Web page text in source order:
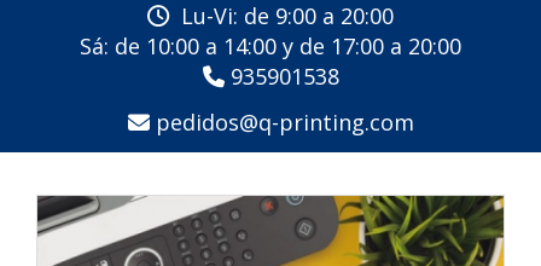
Lu-Vi: de 9:00 a 20:00
Sá: de 10:00 a 14:00 y de 17:00 a 20:00
935901538
pedidos
q-printing.com